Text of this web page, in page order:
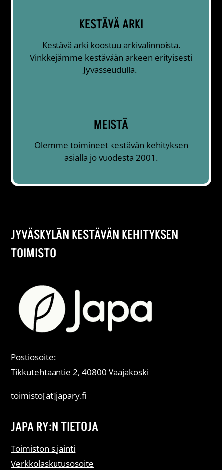
KESTÄVÄ ARKI
Kestävä arki koostuu arkivalinnoista.
Vinkkejämme kestävään arkeen erityisesti
Jyvässeudulla.
MEISTÄ
Olemme toimineet kestävän kehityksen
asialla jo vuodesta 2001.
JYVÄSKYLÄN KESTÄVÄN KEHITYKSEN
TOIMISTO
Postiosoite:
Tikkutehtaantie 2, 40800 Vaajakoski
toimisto[at]japary.fi
JAPA RY:N TIETOJA
Toimiston sijainti
Verkkolaskutusosoite